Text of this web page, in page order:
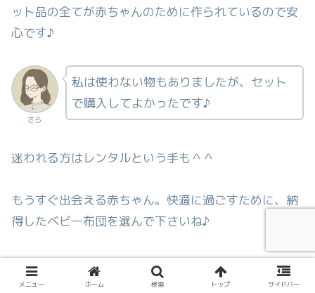
ット品の全てが赤ちゃんのために作られているので安
心です♪
さら
私は使わない物もありましたが、セット
で購入してよかったです♪
迷われる方はレンタルという手も＾＾
もうすぐ出会える赤ちゃん。快適に過ごすために、納
得したベビー布団を選んで下さいね♪
ベビー布団セットを選ばれる際にこの記事を参考にし
ていただけると嬉しいです。
メニュー ホーム 検索 トップ サイドバー